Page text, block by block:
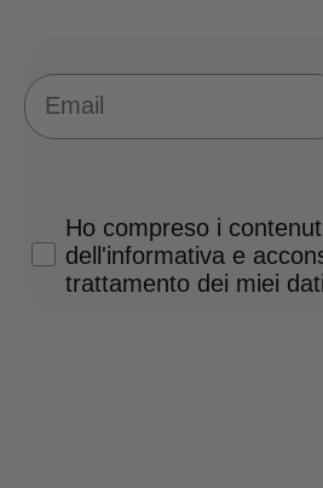
Email
Privacy Policy
Ho compreso i
dell'informativa e
trattamento dei miei